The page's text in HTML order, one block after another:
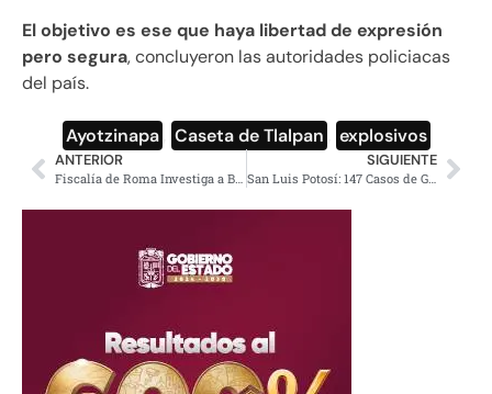
El objetivo es ese que haya libertad de expresión
pero segura, concluyeron las autoridades policiacas
del país.
Ayotzinapa Caseta de Tlalpan explosivos
ANTERIOR
Fiscalía de Roma Investiga a Ben Gvir por Secuestro de Activistas
SIGUIENTE
San Luis Potosí: 147 Casos de Gusano Barrenador